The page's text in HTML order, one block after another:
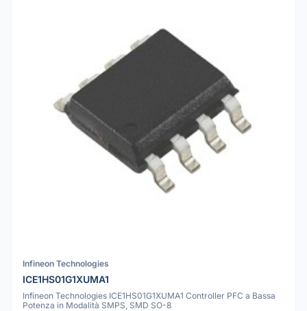
Infineon Technologies
ICE1HS01G1XUMA1
Infineon Technologies ICE1HS01G1XUMA1 Controller PFC a Bassa
Potenza in Modalità SMPS, SMD SO-8